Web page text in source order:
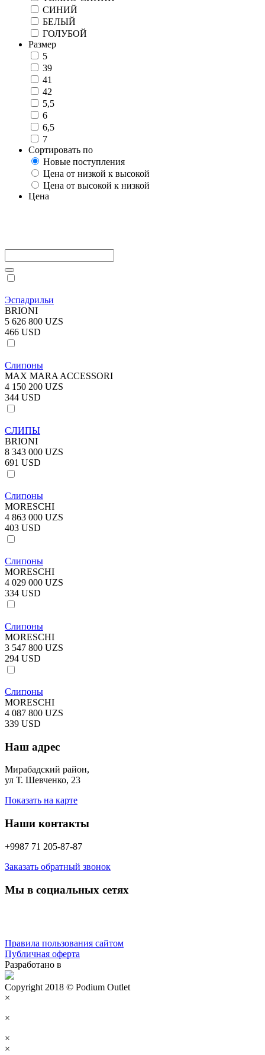
СИНИЙ
БЕЛЫЙ
ГОЛУБОЙ
Размер
5
39
41
42
5,5
6
6,5
7
Сортировать по
Новые поступления
Цена от низкой к высокой
Цена от высокой к низкой
Цена
Эспадрильи
BRIONI
5 626 800 UZS
466 USD
Слипоны
MAX MARA ACCESSORI
4 150 200 UZS
344 USD
СЛИПЫ
BRIONI
8 343 000 UZS
691 USD
Слипоны
MORESCHI
4 863 000 UZS
403 USD
Слипоны
MORESCHI
4 029 000 UZS
334 USD
Слипоны
MORESCHI
3 547 800 UZS
294 USD
Слипоны
MORESCHI
4 087 800 UZS
339 USD
Наш адрес
Мирабадский район,
ул Т. Шевченко, 23
Показать на карте
Наши контакты
+9987 71 205-87-87
Заказать обратный звонок
Мы в социальных сетях
Правила пользования сайтом
Публичная оферта
Разработано в
Copyright 2018 © Podium Outlet
×
×
×
×